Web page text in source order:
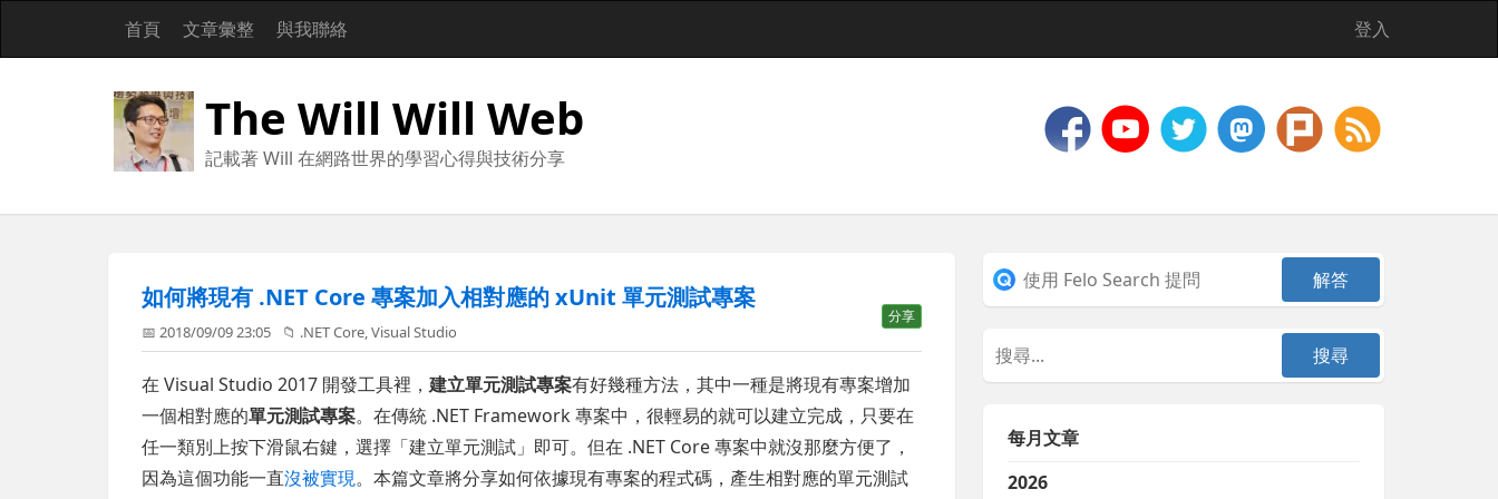
首頁 文章彙整 與我聯絡 登入
The Will Will Web
記載著 Will 在網路世界的學習心得與技術分享
如何將現有 .NET Core 專案加入相對應的 xUnit 單元測試專案
分享
📅 2018/09/09 23:05 📁 .NET Core,Visual Studio
在 Visual Studio 2017 開發工具裡，建立單元測試專案有好幾種方法，其中一種是將現有專案增加
一個相對應的單元測試專案。在傳統 .NET Framework 專案中，很輕易的就可以建立完成，只要在
任一類別上按下滑鼠右鍵，選擇「建立單元測試」即可。但在 .NET Core 專案中就沒那麼方便了，
因為這個功能一直沒被實現。本篇文章將分享如何依據現有專案的程式碼，產生相對應的單元測試
每月文章
2026